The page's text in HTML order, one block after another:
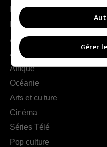
France
Europe
Amériques
Asie
Afrique
Océanie
Arts et culture
Cinéma
Séries Télé
Pop culture
Gérer